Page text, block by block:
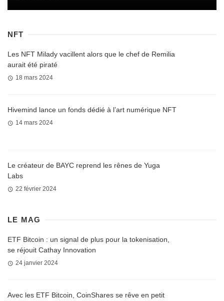
NFT
Les NFT Milady vacillent alors que le chef de Remilia
aurait été piraté
18 mars 2024
Hivemind lance un fonds dédié à l’art numérique NFT
14 mars 2024
Le créateur de BAYC reprend les rênes de Yuga
Labs
22 février 2024
LE MAG
ETF Bitcoin : un signal de plus pour la tokenisation,
se réjouit Cathay Innovation
24 janvier 2024
Avec les ETF Bitcoin, CoinShares se rêve en petit